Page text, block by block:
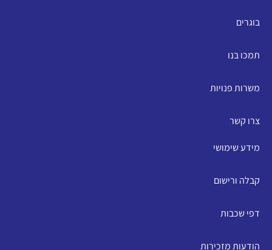
בוגרים
תמכו בנו
משרות פנויות
צרו קשר
מידע שימושי
קבלה ורישום
דפי שכבות
הודעות מזכירות